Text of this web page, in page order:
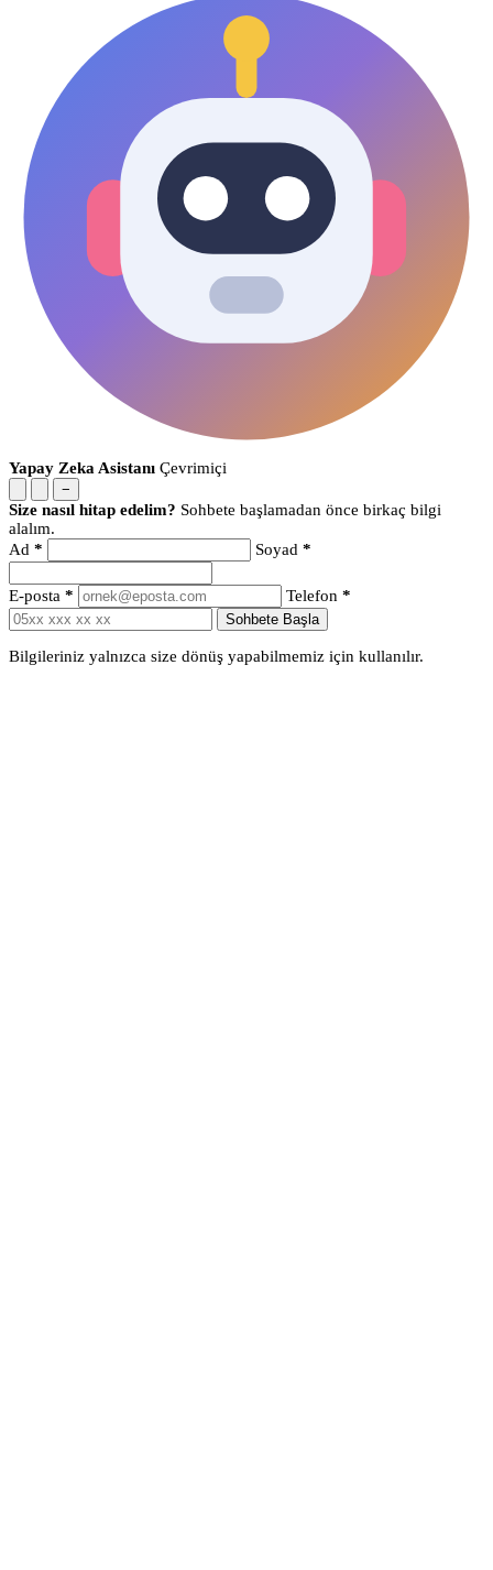
Yapay Zeka Asistanı Çevrimiçi
−
Size nasıl hitap edelim? Sohbete başlamadan önce birkaç bilgi
alalım.
Ad * Soyad *
E-posta * Telefon *
Sohbete Başla
Bilgileriniz yalnızca size dönüş yapabilmemiz için kullanılır.